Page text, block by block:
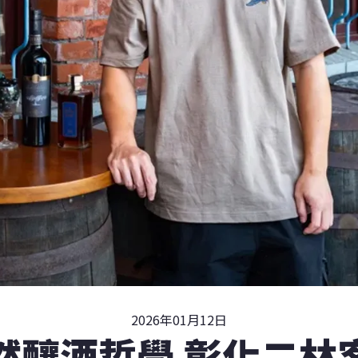
2026年01月12日